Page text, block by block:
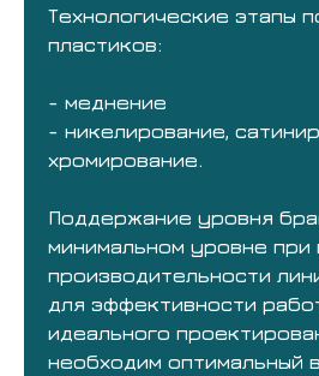
Технологические этапы
пластиков:
- меднение
- никелирование,
хромирование.
Поддержание уровня
минимальном уровне при
производительности
для эффективности
идеального
необходим оптимальный